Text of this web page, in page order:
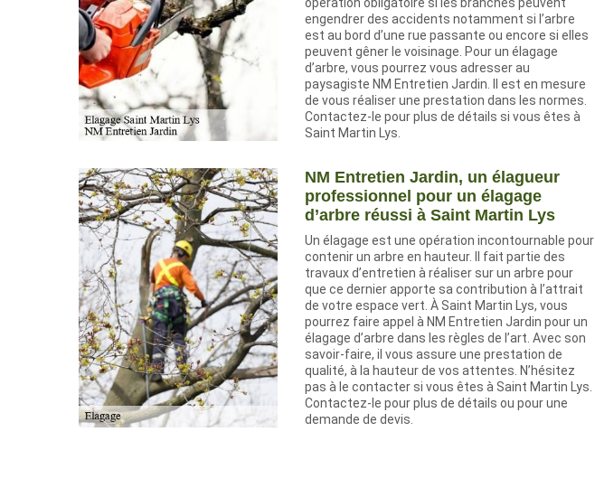
engendrer des accidents notamment si l’arbre
est au bord d’une rue passante ou encore si elles
peuvent gêner le voisinage. Pour un élagage
d’arbre, vous pourrez vous adresser au
paysagiste NM Entretien Jardin. Il est en mesure
de vous réaliser une prestation dans les normes.
Contactez-le pour plus de détails si vous êtes à
Saint Martin Lys.
NM Entretien Jardin, un élagueur
professionnel pour un élagage
d’arbre réussi à Saint Martin Lys
Un élagage est une opération incontournable pour
contenir un arbre en hauteur. Il fait partie des
travaux d’entretien à réaliser sur un arbre pour
que ce dernier apporte sa contribution à l’attrait
de votre espace vert. À Saint Martin Lys, vous
pourrez faire appel à NM Entretien Jardin pour un
élagage d’arbre dans les règles de l’art. Avec son
savoir-faire, il vous assure une prestation de
qualité, à la hauteur de vos attentes. N’hésitez
pas à le contacter si vous êtes à Saint Martin Lys.
Contactez-le pour plus de détails ou pour une
demande de devis.